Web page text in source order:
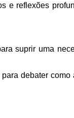
reflexões
suprir uma
debater